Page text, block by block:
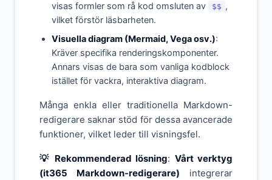
visas formler som rå kod omsluten av
$$ ,
vilket förstör läsbarheten.
Visuella diagram (Mermaid, Vega osv.):
Kräver specifika renderingskomponenter.
Annars visas de bara som vanliga kodblock
istället för vackra, interaktiva diagram.
Många enkla eller traditionella Markdown-
redigerare saknar stöd för dessa avancerade
funktioner, vilket leder till visningsfel.
💡 Rekommenderad lösning: Vårt verktyg
(it365 Markdown-redigerare) integrerar